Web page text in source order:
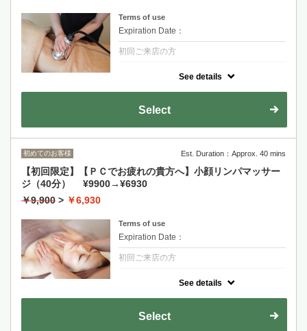
Terms of use
Expiration Date：
初回ご来店の方
波）と独自のオールハンドのリンパマッサー
ジを組み合わせることで、痩身効果が望めま
す。部分・痩身/むくみ/肩こり
サージ→バンテージ（発汗）→ふき取り
See details
Select
初めてのお客様 Est. Duration：Approx. 40 mins
【初回限定】【ＰＣでお疲れの貴方へ】小顔リンパマッサー
ジ（40分） ¥9900→¥6930
￥9,900 > ￥6,930
Terms of use
Expiration Date：
初回ご来店の方
小顔効果が望めます。独自の手法リンパマッ
サージは、肩こり、眼精疲労にも効果があり
ます。小顔/肩こり/眼精疲労/ヘッドマッサー
See details
Select